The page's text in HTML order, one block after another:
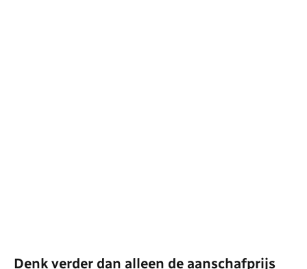
Denk verder dan alleen de aanschafprijs